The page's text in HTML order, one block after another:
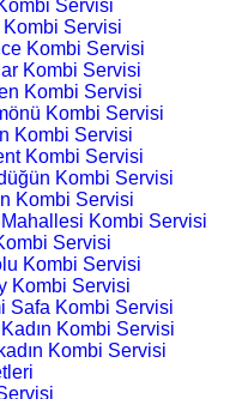
Kombi Servisi
Kombi Servisi
Kombi Servisi
Kombi Servisi
Kombi Servisi
Kombi Servisi
Kombi Servisi
Kombi Servisi
Kombi Servisi
Kombi Servisi
Kombi Servisi
Servisi
Kombi Servisi
Kombi Servisi
Safa Kombi Servisi
Kombi Servisi
Kombi Servisi